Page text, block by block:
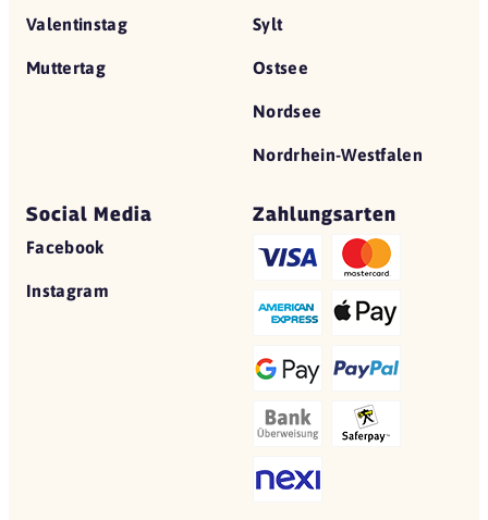
Valentinstag
Muttertag
Sylt
Ostsee
Nordsee
Nordrhein-Westfalen
Social Media
Facebook
Instagram
Zahlungsarten